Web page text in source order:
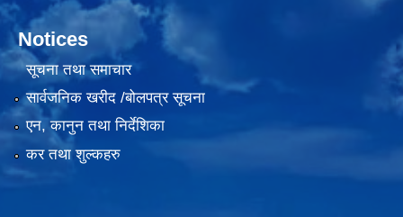
Notices
सूचना तथा समाचार
सार्वजनिक खरीद /बोलपत्र सूचना
एन, कानुन तथा निर्देशिका
कर तथा शुल्कहरु